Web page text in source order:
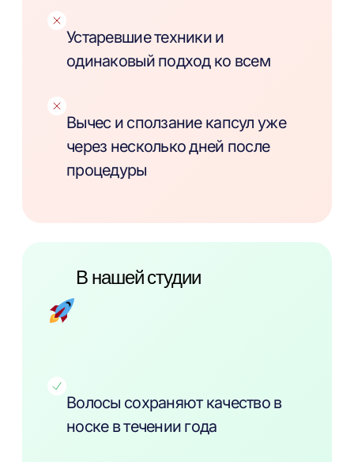
Устаревшие техники и
одинаковый подход ко всем
Вычес и сползание капсул уже
через несколько дней после
процедуры
В нашей студии
Волосы сохраняют качество в
носке в течении года